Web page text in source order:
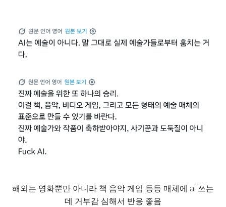
해외는 영화뿐만 아니라 책 음악 게임 등등 매체에 ai 쓰는
데 거부감 심해서 반응 좋음